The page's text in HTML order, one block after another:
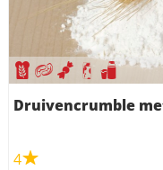
Druivencrumble
4